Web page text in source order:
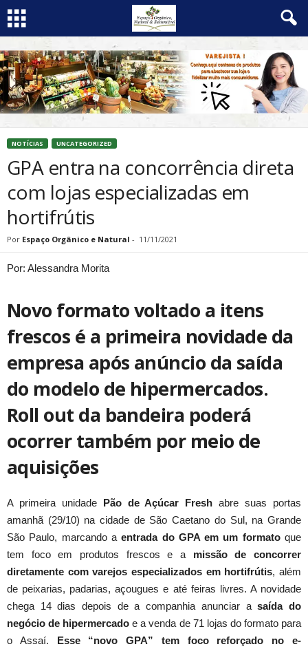
NOTÍCIAS UNCATEGORIZED
GPA entra na concorrência direta
com lojas especializadas em
hortifrútis
Por Espaço Orgânico e Natural - 11/11/2021
Por: Alessandra Morita
Novo formato voltado a itens
frescos é a primeira novidade da
empresa após anúncio da saída
do modelo de hipermercados.
Roll out da bandeira poderá
ocorrer também por meio de
aquisições
A primeira unidade Pão de Açúcar Fresh abre suas portas
amanhã (29/10) na cidade de São Caetano do Sul, na Grande
São Paulo, marcando aentrada do GPA em um formatoque
tem foco em produtos frescos e a missão de concorrer
diretamente com varejos especializados em hortifrútis, além
de peixarias, padarias, açougues e até feiras livres. A novidade
chega 14 dias depois de a companhia anunciar asaída do
negócio de hipermercado e a venda de 71 lojas do formato para
o Assaí. Esse “novo GPA” tem foco reforçado no e-